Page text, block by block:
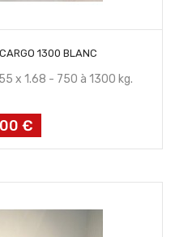
1300 BLANC
x 1.68 - 750 à 1300 kg.
€